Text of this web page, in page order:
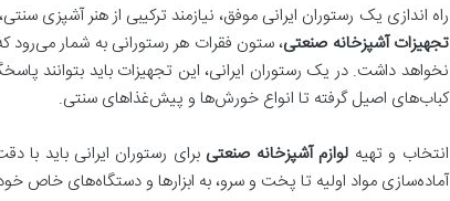
راه اندازی یک رستوران ایرانی موفق، نیازمند ترکیبی از هنر آشپزی
تجهیزات آشپزخانه صنعتی، ستون فقرات هر رستورانی به شمار
نخواهد داشت. در یک رستوران ایرانی، این تجهیزات باید بتوانند
کباب‌های اصیل گرفته تا انواع خورش‌ها و پیش‌غذاهای سنتی.
انتخاب و تهیه لوازم آشپزخانه صنعتی برای رستوران ایرانی باید
آماده‌سازی مواد اولیه تا پخت و سرو، به ابزارها و دستگاه‌های خاص